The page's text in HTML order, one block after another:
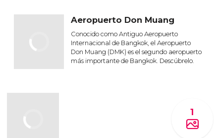
Aeropuerto Don Muang
Conocido como Antiguo Aeropuerto
Internacional de Bangkok, el Aeropuerto
Don Muang (DMK) es el segundo aeropuerto
más importante de Bangkok. Descúbrelo.
1